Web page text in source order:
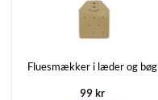
Fluesmækker i læder og bøg
99kr